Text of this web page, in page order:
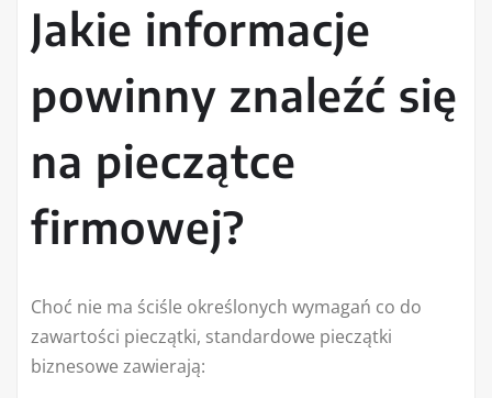
Jakie informacje
powinny znaleźć się
na pieczątce
firmowej?
Choć nie ma ściśle określonych wymagań co do
zawartości pieczątki, standardowe pieczątki
biznesowe zawierają: